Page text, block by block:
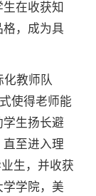
在收获知
，成为具
化教师队
使得老师能
生扬长避
至进入理
生，并收获
学院，美